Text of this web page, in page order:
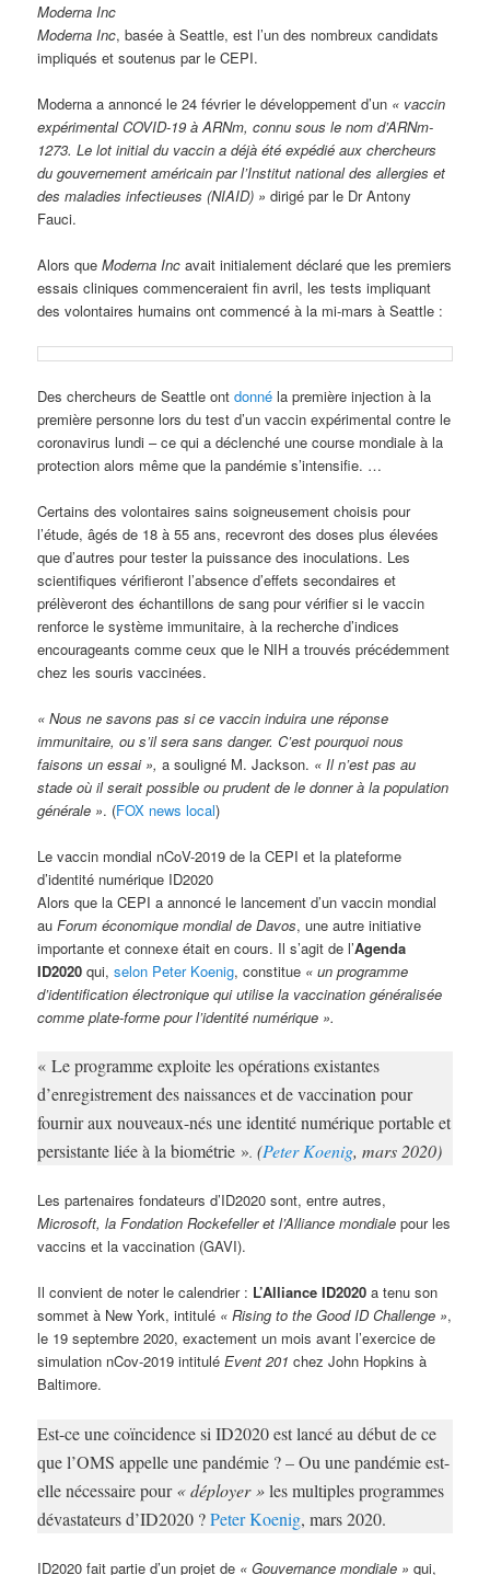
Moderna Inc
Moderna Inc, basée à Seattle, est l’un des nombreux candidats
impliqués et soutenus par le CEPI.
Moderna a annoncé le 24 février le développement d’un « vaccin
expérimental COVID-19 à ARNm, connu sous le nom d’ARNm-
1273. Le lot initial du vaccin a déjà été expédié aux chercheurs
du gouvernement américain par l’Institut national des allergies et
des maladies infectieuses (NIAID) » dirigé par le Dr Antony
Fauci.
Alors queModerna Inc avait initialement déclaré que les premiers
essais cliniques commenceraient fin avril, les tests impliquant
des volontaires humains ont commencé à la mi-mars à Seattle :
Des chercheurs de Seattle ontdonné la première injection à la
première personne lors du test d’un vaccin expérimental contre le
coronavirus lundi – ce qui a déclenché une course mondiale à la
protection alors même que la pandémie s’intensifie. …
Certains des volontaires sains soigneusement choisis pour
l’étude, âgés de 18 à 55 ans, recevront des doses plus élevées
que d’autres pour tester la puissance des inoculations. Les
scientifiques vérifieront l’absence d’effets secondaires et
prélèveront des échantillons de sang pour vérifier si le vaccin
renforce le système immunitaire, à la recherche d’indices
encourageants comme ceux que le NIH a trouvés précédemment
chez les souris vaccinées.
« Nous ne savons pas si ce vaccin induira une réponse
immunitaire, ou s’il sera sans danger. C’est pourquoi nous
faisons un essai »,a souligné M. Jackson. « Il n’est pas au
stade où il serait possible ou prudent de le donner à la population
générale ». (FOX news local)
Le vaccin mondial nCoV-2019 de la CEPI et la plateforme
d’identité numérique ID2020
Alors que la CEPI a annoncé le lancement d’un vaccin mondial
auForum économique mondial de Davos, une autre initiative
importante et connexe était en cours. Il s’agit de l’Agenda
ID2020 qui,selon Peter Koenig, constitue « un programme
d’identification électronique qui utilise la vaccination généralisée
comme plate-forme pour l’identité numérique ».
« Le programme exploite les opérations existantes
d’enregistrement des naissances et de vaccination pour
fournir aux nouveaux-nés une identité numérique portable et
persistante liée à la biométrie ». (Peter Koenig, mars 2020)
Les partenaires fondateurs d’ID2020 sont, entre autres,
Microsoft, la Fondation Rockefeller et l’Alliance mondialepour les
vaccins et la vaccination (GAVI).
Il convient de noter le calendrier : L’Alliance ID2020 a tenu son
sommet à New York, intitulé « Rising to the Good ID Challenge »,
le 19 septembre 2020, exactement un mois avant l’exercice de
simulation nCov-2019 intitulé Event 201 chez John Hopkins à
Baltimore.
Est-ce une coïncidence si ID2020 est lancé au début de ce
que l’OMS appelle une pandémie ? – Ou une pandémie est-
elle nécessaire pour« déployer »les multiples programmes
dévastateurs d’ID2020 ?Peter Koenig, mars 2020.
ID2020 fait partie d’un projet de « Gouvernance mondiale » qui,